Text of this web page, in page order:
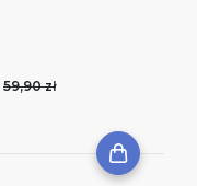
59,90 zł